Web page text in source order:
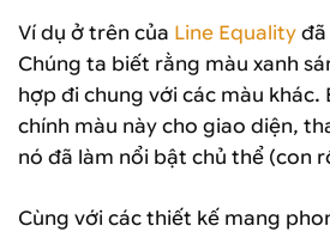
Ví dụ ở trên của Line Equality đã
Chúng ta biết rằng màu xanh
hợp đi chung với các màu khác.
chính màu này cho giao diện,
nó đã làm nổi bật chủ thể (con
Cùng với các thiết kế mang